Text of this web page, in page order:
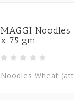
MAGGI
x 75 gm
Noodles Wheat